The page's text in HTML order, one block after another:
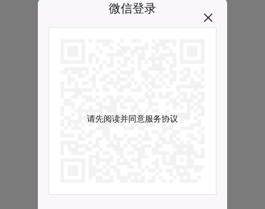
微信登录
请先阅读并同意服务协议